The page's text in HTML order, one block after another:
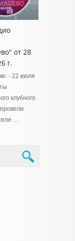
от 28
г.
- 22 июля
клубного
…